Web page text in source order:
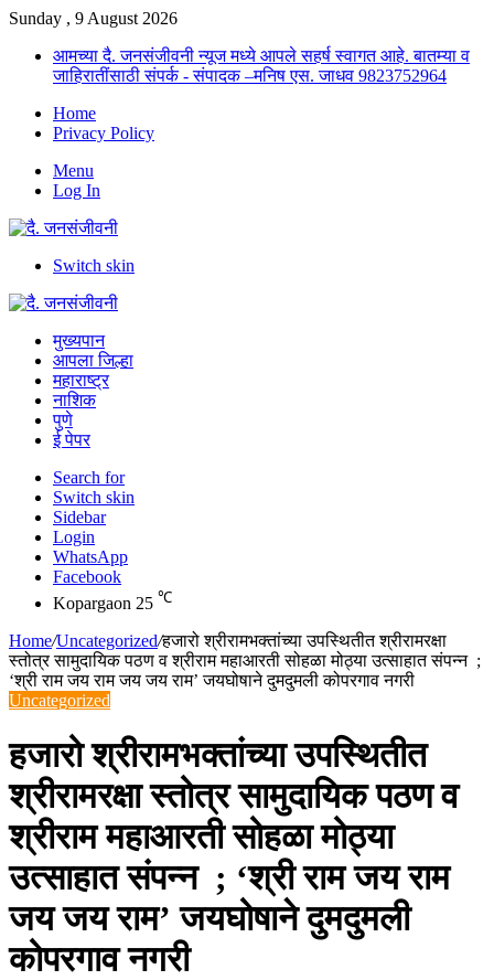
Sunday , 9 August 2026
आमच्या दै. जनसंजीवनी न्यूज मध्ये आपले सहर्ष स्वागत आहे. बातम्या व
जाहिरातींसाठी संपर्क - संपादक –मनिष एस. जाधव 9823752964
Home
Privacy Policy
Menu
Log In
Switch skin
मुख्यपान
आपला जिल्हा
महाराष्ट्र
नाशिक
पुणे
ई पेपर
Search for
Switch skin
Sidebar
Login
WhatsApp
Facebook
Kopargaon 25 ℃
Home/Uncategorized/हजारो श्रीरामभक्तांच्या उपस्थितीत श्रीरामरक्षा
स्तोत्र सामुदायिक पठण व श्रीराम महाआरती सोहळा मोठ्या उत्साहात संपन्न ;
‘श्री राम जय राम जय जय राम’ जयघोषाने दुमदुमली कोपरगाव नगरी
Uncategorized
हजारो श्रीरामभक्तांच्या उपस्थितीत
श्रीरामरक्षा स्तोत्र सामुदायिक पठण व
श्रीराम महाआरती सोहळा मोठ्या
उत्साहात संपन्न ; ‘श्री राम जय राम
जय जय राम’ जयघोषाने दुमदुमली
कोपरगाव नगरी